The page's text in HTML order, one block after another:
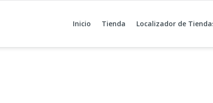
Inicio Tienda Localizador de